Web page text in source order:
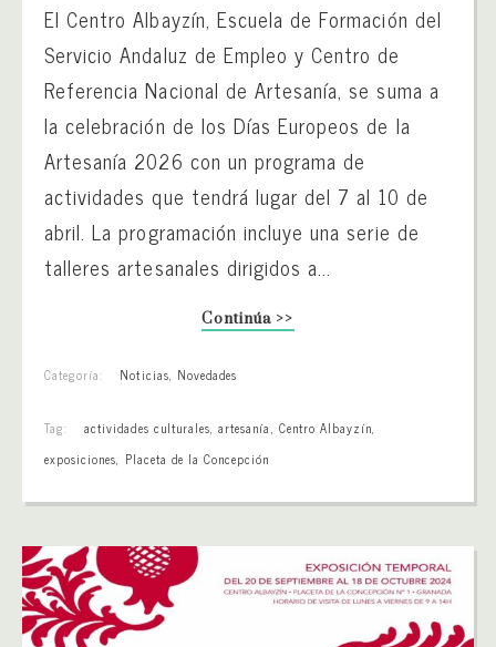
El Centro Albayzín, Escuela de Formación del
Servicio Andaluz de Empleo y Centro de
Referencia Nacional de Artesanía, se suma a
la celebración de los Días Europeos de la
Artesanía 2026 con un programa de
actividades que tendrá lugar del 7 al 10 de
abril. La programación incluye una serie de
talleres artesanales dirigidos a...
Continúa >>
Categoría: Noticias, Novedades
Tag: actividades culturales,artesanía, Centro Albayzín,
exposiciones, Placeta de la Concepción